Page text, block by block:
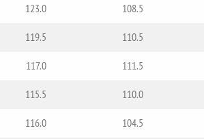
123.0 108.5
119.5 110.5
117.0 111.5
115.5 110.0
116.0 104.5